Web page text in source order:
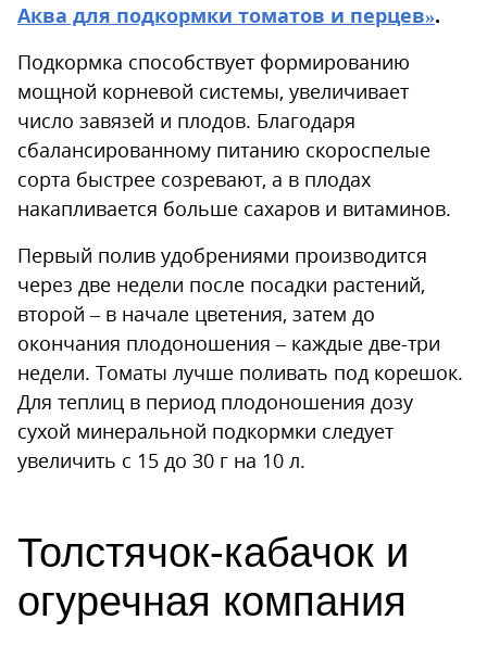
Аква для подкормки томатов и перцев».
Подкормка способствует формированию
мощной корневой системы, увеличивает
число завязей и плодов. Благодаря
сбалансированному питанию скороспелые
сорта быстрее созревают, а в плодах
накапливается больше сахаров и витаминов.
Первый полив удобрениями производится
через две недели после посадки растений,
второй – в начале цветения, затем до
окончания плодоношения – каждые две-три
недели. Томаты лучше поливать под корешок.
Для теплиц в период плодоношения дозу
сухой минеральной подкормки следует
увеличить с 15 до 30 г на 10 л.
Толстячок-кабачок и
огуречная компания